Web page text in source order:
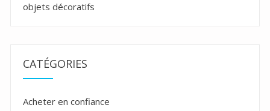
objets décoratifs
CATÉGORIES
Acheter en confiance